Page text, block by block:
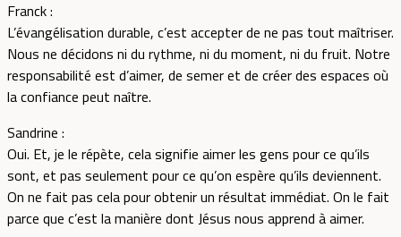
Franck :
L’évangélisation durable, c’est accepter de ne pas tout maîtriser.
Nous ne décidons ni du rythme, ni du moment, ni du fruit. Notre
responsabilité est d’aimer, de semer et de créer des espaces où
la confiance peut naître.
Sandrine :
Oui. Et, je le répète, cela signifie aimer les gens pour ce qu’ils
sont, et pas seulement pour ce qu’on espère qu’ils deviennent.
On ne fait pas cela pour obtenir un résultat immédiat. On le fait
parce que c’est la manière dont Jésus nous apprend à aimer.